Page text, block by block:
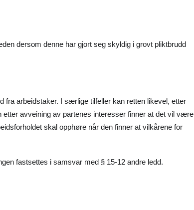
dersom denne har gjort seg skyldig i grovt pliktbrudd
fra arbeidstaker. I særlige tilfeller kan retten likevel, etter
avveining av partenes interesser finner at det vil være
skal opphøre når den finner at vilkårene for
fastsettes i samsvar med § 15-12 andre ledd.